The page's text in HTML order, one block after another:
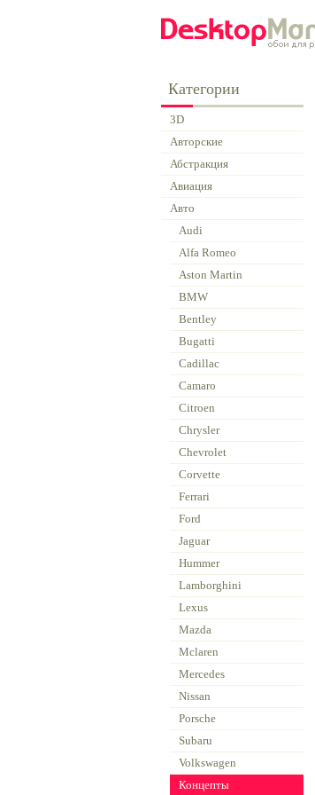
Категории
3D
Авторские
Абстракция
Авиация
Авто
Audi
Alfa Romeo
Aston Martin
BMW
Bentley
Bugatti
Cadillac
Camaro
Citroen
Chrysler
Chevrolet
Corvette
Ferrari
Ford
Jaguar
Hummer
Lamborghini
Lexus
Mazda
Mclaren
Mercedes
Nissan
Porsche
Subaru
Volkswagen
Концепты